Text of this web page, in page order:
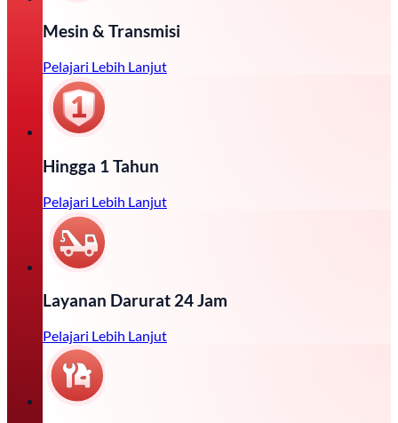
Mesin & Transmisi
Pelajari Lebih Lanjut
Hingga 1 Tahun
Pelajari Lebih Lanjut
Layanan Darurat 24 Jam
Pelajari Lebih Lanjut